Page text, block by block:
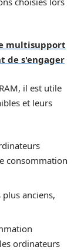
multisupport
de s'engager
il est utile
et leurs
consommation
anciens,
ordinateurs